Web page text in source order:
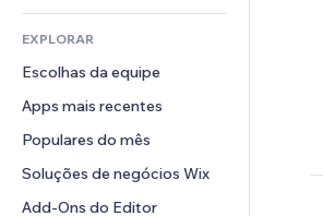
Listas do site
Email
Contabilidade
Cupons e fidelidade
Soluções de armazenamento
Imobiliária
Meus agendamentos
Podcasts
Fotografia
Vídeo
PDF
Compartilhamento de arquivos
Notícias
Privacidade e segurança
Relógio
Templates de página
Efeitos de imagem
Botões e menus
Banners e selos
Calculadoras
Formulários
Enquetes
Chat
Comentários
Telefone
Comunidade
EXPLORAR
Escolhas da equipe
Apps mais recentes
Populares do mês
Soluções de negócios Wix
Add-Ons do Editor